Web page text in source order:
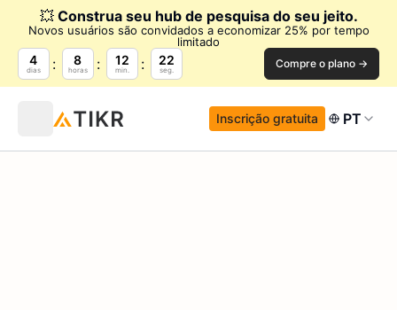
💥 Construa seu hub de pesquisa do seu jeito.
Novos usuários são convidados a economizar 25% por tempo
limitado
4
dias
8
horas
12
min.
21
seg. Compre o plano →
Inscrição gratuita PT